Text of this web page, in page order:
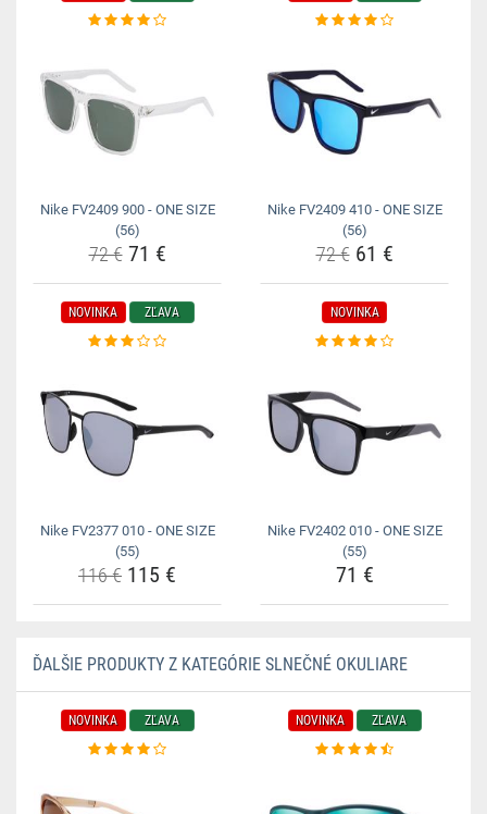
Nike FV2409 900 - ONE SIZE
(56)
72 €71 €
Nike FV2409 410 - ONE SIZE
(56)
72 €61 €
NOVINKA ZĽAVA
Nike FV2377 010 - ONE SIZE
(55)
116 € 115 €
NOVINKA
Nike FV2402 010 - ONE SIZE
(55)
71 €
ĎALŠIE PRODUKTY Z KATEGÓRIE SLNEČNÉ OKULIARE
NOVINKA ZĽAVA NOVINKA ZĽAVA